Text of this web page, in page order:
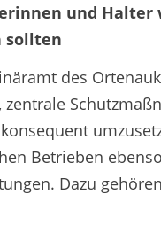
und Halter
sollten
des
Betrieben
Dazu